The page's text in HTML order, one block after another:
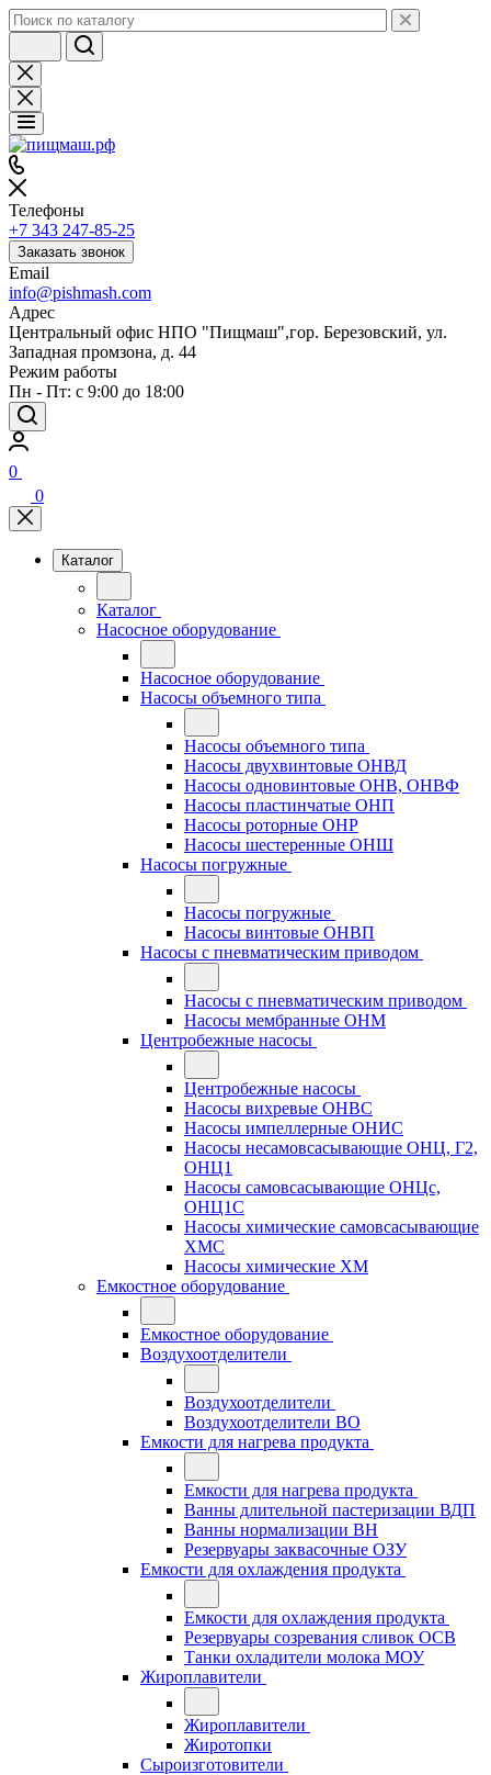
Телефоны
+7 343 247-85-25
Заказать звонок
Email
info@pishmash.com
Адрес
Центральный офис НПО "Пищмаш",гор. Березовский, ул.
Западная промзона, д. 44
Режим работы
Пн - Пт: с 9:00 до 18:00
0
0
Каталог
Каталог
Насосное оборудование
Насосное оборудование
Насосы объемного типа
Насосы объемного типа
Насосы двухвинтовые ОНВД
Насосы одновинтовые ОНВ, ОНВФ
Насосы пластинчатые ОНП
Насосы роторные ОНР
Насосы шестеренные ОНШ
Насосы погружные
Насосы погружные
Насосы винтовые ОНВП
Насосы с пневматическим приводом
Насосы с пневматическим приводом
Насосы мембранные ОНМ
Центробежные насосы
Центробежные насосы
Насосы вихревые ОНВС
Насосы импеллерные ОНИС
Насосы несамовсасывающие ОНЦ, Г2,
ОНЦ1
Насосы самовсасывающие ОНЦс,
ОНЦ1С
Насосы химические самовсасывающие
ХМС
Насосы химические ХМ
Емкостное оборудование
Емкостное оборудование
Воздухоотделители
Воздухоотделители
Воздухоотделители ВО
Емкости для нагрева продукта
Емкости для нагрева продукта
Ванны длительной пастеризации ВДП
Ванны нормализации ВН
Резервуары заквасочные ОЗУ
Емкости для охлаждения продукта
Емкости для охлаждения продукта
Резервуары созревания сливок ОСВ
Танки охладители молока МОУ
Жироплавители
Жироплавители
Жиротопки
Сыроизготовители